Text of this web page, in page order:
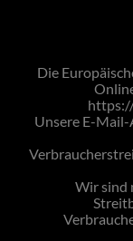
Die
Unsere E-Mail-
Wir sind